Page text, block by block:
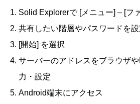
Solid Explorerで [メニュー] – [フ
共有したい階層やパスワードを設
[開始] を選択
サーバーのアドレスをブラウザ
力・設定
Android端末にアクセス